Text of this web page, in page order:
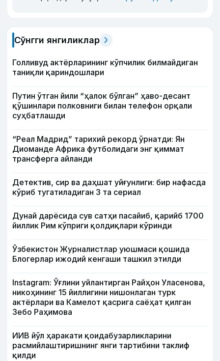
Сўнгги янгиликлар
Голливуд актёрларининг кўпчилик билмайдиган
таниқли қариндошлари
Путин ўтган йили “ҳалок бўлган” ҳаво-десант
қўшинлари полковниги билан телефон орқали
суҳбатлашди
“Реал Мадрид” тарихий рекорд ўрнатди: Ян
Диоманде Африка футболидаги энг қиммат
трансферга айланди
Детектив, сир ва даҳшат уйғунлиги: бир нафасда
кўриб тугатиладиган 3 та сериал
Дунай дарёсида сув сатҳи пасайиб, қарийб 1700
йиллик Рим кўприги қолдиқлари кўринди
Ўзбекистон Журналистлар уюшмаси қошида
Блогерлар ижодий кенгаши ташкил этилди
Instagram: Ўғлини уйлантирган Райҳон Уласенова,
никоҳининг 15 йиллигини нишонлаган турк
актёрлари ва Камелот қасрига саёҳат қилган
Зебо Раҳимова
ИИВ йўл ҳаракати қоидабузарликларини
расмийлаштиришнинг янги тартибини таклиф
қилди